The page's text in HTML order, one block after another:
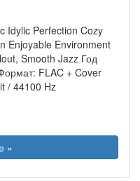
Idylic Perfection Cozy
Enjoyable Environment
Smooth Jazz Год
FLAC + Cover
/ 44100 Hz
»